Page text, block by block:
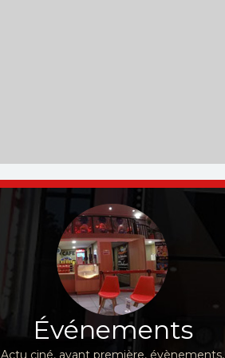
Événements
Actu ciné, avant première, évènements,